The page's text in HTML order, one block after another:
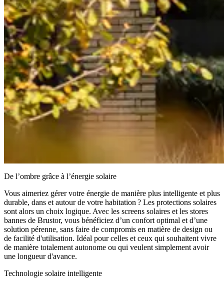
De l’ombre grâce à l’énergie solaire
Vous aimeriez gérer votre énergie de manière plus intelligente et plus
durable, dans et autour de votre habitation ? Les protections solaires
sont alors un choix logique. Avec les screens solaires et les stores
bannes de Brustor, vous bénéficiez d’un confort optimal et d’une
solution pérenne, sans faire de compromis en matière de design ou
de facilité d'utilisation. Idéal pour celles et ceux qui souhaitent vivre
de manière totalement autonome ou qui veulent simplement avoir
une longueur d'avance.
Technologie solaire intelligente